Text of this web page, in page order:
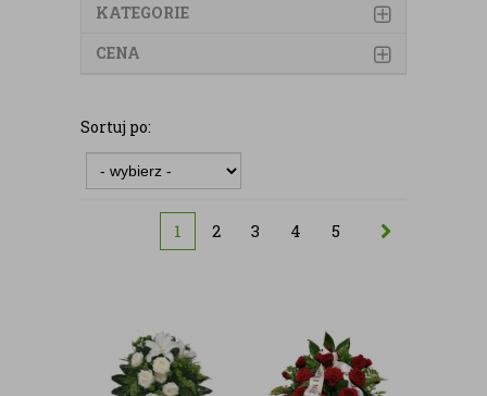
KATEGORIE
CENA
Sortuj po:
1 2 3 4 5